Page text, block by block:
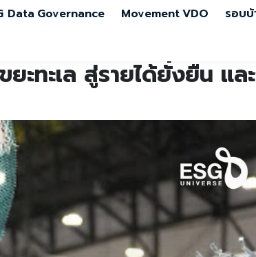
Data Governance MovementVDO รอบบ้
ะทะเล สู่รายได้ยั่งยืน แล